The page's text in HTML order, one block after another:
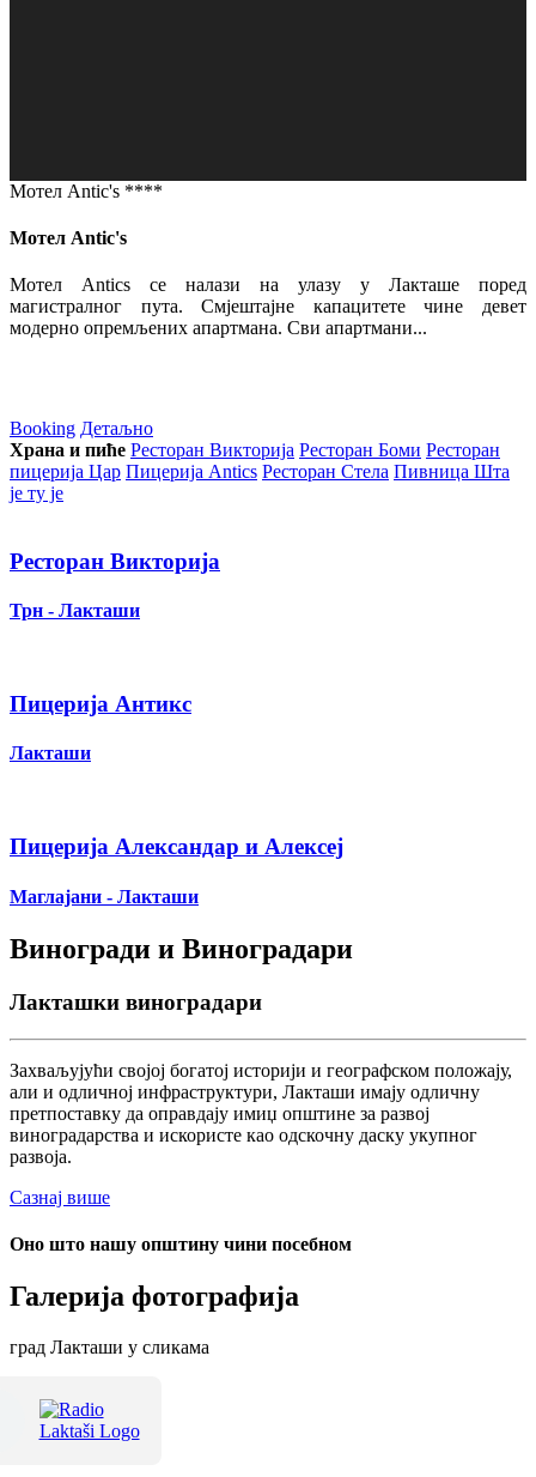
Мотел Antic's ****
Мотел Antic's
Мотел Antics се налази на улазу у Лакташе поред
магистралног пута. Смјештајне капацитете чине девет
модерно опремљених апартмана. Сви апартмани...
Booking Детаљно
Храна и пиће Ресторан Викторија Ресторан Боми Ресторан
пицерија Цар Пицерија Аntics Ресторан Стела Пивница Шта
је ту је
Ресторан Викторија
Трн - Лакташи
Пицерија Антикс
Лакташи
Пицерија Александар и Алексеј
Маглајани - Лакташи
Виногради и Виноградари
Лакташки виноградари
Захваљујући својој богатој историји и географском положају,
али и одличној инфраструктури, Лакташи имају одличну
претпоставку да оправдају имиџ општине за развој
виноградарства и искористе као одскочну даску укупног
развоја.
Сазнај више
Оно што нашу општину чини посебном
Галерија фотографија
град Лакташи у сликама
Терме Лакташи